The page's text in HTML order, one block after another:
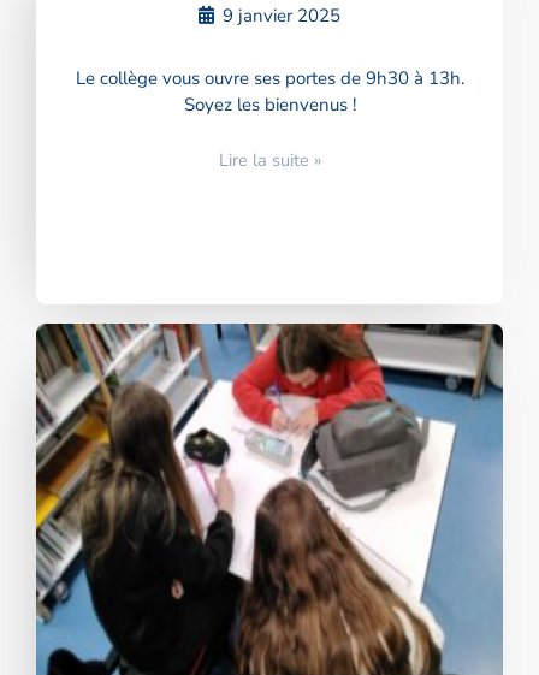
9 janvier 2025
Le collège vous ouvre ses portes de 9h30 à 13h.
Soyez les bienvenus !
Lire la suite »